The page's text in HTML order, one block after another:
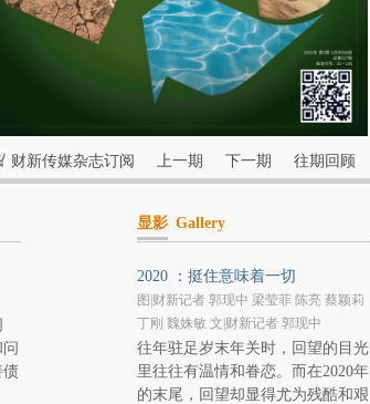
财新传媒杂志订阅 上一期 下一期 往期回顾
债
显影 Gallery
2020 ：挺住意味着一切
图|财新记者 郭现中 梁莹菲 陈亮 蔡颖莉
丁刚 魏姝敏 文|财新记者 郭现中
往年驻足岁末年关时，回望的目光
里往往有温情和眷恋。而在2020年
的末尾，回望却显得尤为残酷和艰